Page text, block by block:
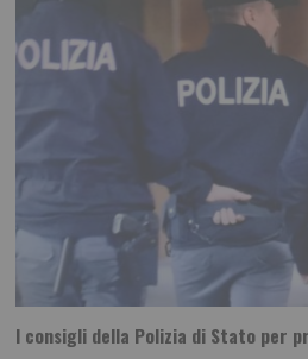
I consigli della Polizia di Stato per